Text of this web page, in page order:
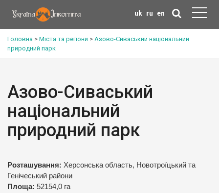
uk ru en
Головна > Міста та регіони > Азово-Сиваський національний
природний парк
Азово-Сиваський
національний
природний парк
Розташування: Херсонська область, Новотроїцький та
Генічеський райони
Площа: 52154,0 га